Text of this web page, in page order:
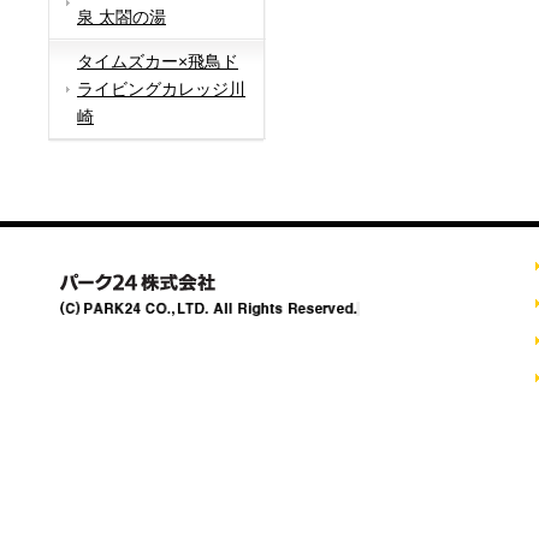
泉 太閤の湯
タイムズカー×飛鳥ド
ライビングカレッジ川
崎